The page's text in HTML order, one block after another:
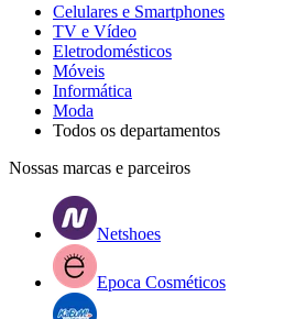
Celulares e Smartphones
TV e Vídeo
Eletrodomésticos
Móveis
Informática
Moda
Todos os departamentos
Nossas marcas e parceiros
Netshoes
Epoca Cosméticos